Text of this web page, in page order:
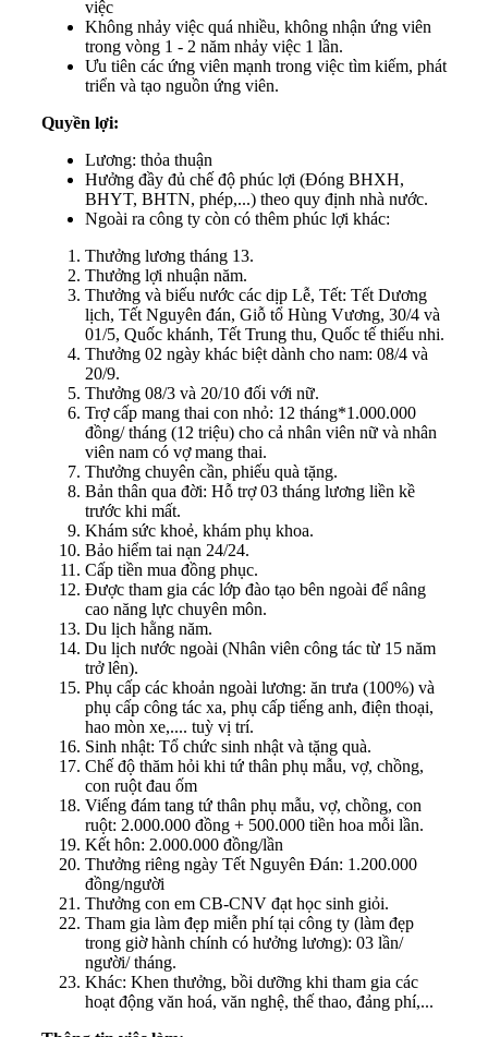
việc
Không nhảy việc quá nhiều, không nhận ứng viên
trong vòng 1 - 2 năm nhảy việc 1 lần.
Ưu tiên các ứng viên mạnh trong việc tìm kiếm, phát
triển và tạo nguồn ứng viên.
Quyền lợi:
Lương: thỏa thuận
Hưởng đầy đủ chế độ phúc lợi (Đóng BHXH,
BHYT, BHTN, phép,...) theo quy định nhà nước.
Ngoài ra công ty còn có thêm phúc lợi khác:
Thưởng lương tháng 13.
Thưởng lợi nhuận năm.
Thưởng và biếu nước các dịp Lễ, Tết: Tết Dương
lịch, Tết Nguyên đán, Giỗ tổ Hùng Vương, 30/4 và
01/5, Quốc khánh, Tết Trung thu, Quốc tế thiếu nhi.
Thưởng 02 ngày khác biệt dành cho nam: 08/4 và
20/9.
Thưởng 08/3 và 20/10 đối với nữ.
Trợ cấp mang thai con nhỏ: 12 tháng*1.000.000
đồng/ tháng (12 triệu) cho cả nhân viên nữ và nhân
viên nam có vợ mang thai.
Thưởng chuyên cần, phiếu quà tặng.
Bản thân qua đời: Hỗ trợ 03 tháng lương liền kề
trước khi mất.
Khám sức khoẻ, khám phụ khoa.
Bảo hiểm tai nạn 24/24.
Cấp tiền mua đồng phục.
Được tham gia các lớp đào tạo bên ngoài để nâng
cao năng lực chuyên môn.
Du lịch hằng năm.
Du lịch nước ngoài (Nhân viên công tác từ 15 năm
trở lên).
Phụ cấp các khoản ngoài lương: ăn trưa (100%) và
phụ cấp công tác xa, phụ cấp tiếng anh, điện thoại,
hao mòn xe,.... tuỳ vị trí.
Sinh nhật: Tổ chức sinh nhật và tặng quà.
Chế độ thăm hỏi khi tứ thân phụ mẫu, vợ, chồng,
con ruột đau ốm
Viếng đám tang tứ thân phụ mẫu, vợ, chồng, con
ruột: 2.000.000 đồng + 500.000 tiền hoa mỗi lần.
Kết hôn: 2.000.000 đồng/lần
Thưởng riêng ngày Tết Nguyên Đán: 1.200.000
đồng/người
Thưởng con em CB-CNV đạt học sinh giỏi.
Tham gia làm đẹp miễn phí tại công ty (làm đẹp
trong giờ hành chính có hưởng lương): 03 lần/
người/ tháng.
Khác: Khen thưởng, bồi dưỡng khi tham gia các
hoạt động văn hoá, văn nghệ, thế thao, đảng phí,...